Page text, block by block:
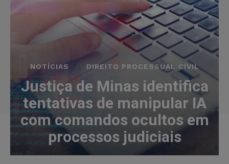
NOTÍCIAS DIREITO PROCESSUAL CIVIL
Justiça de Minas identifica
tentativas de manipular IA
com comandos ocultos em
processos judiciais